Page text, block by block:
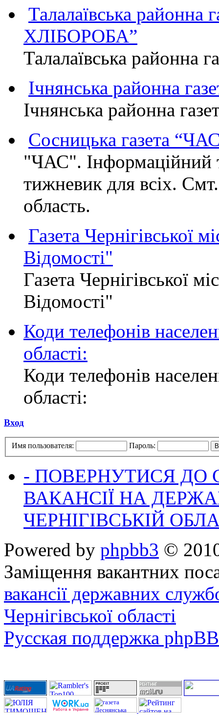
Талалаївська
ХЛІБОРОБА”
Талалаївська
Ічнянська районна
Ічнянська районна
Сосницька газета
"ЧАС". Інформаційний
тижневик для всіх.
область.
Газета Чернігівської
Відомості"
Газета Чернігівської
Відомості"
Коди телефонів
області:
Коди телефонів
області:
Вход
Имя пользователя: Пароль:
- ПОВЕРНУТИСЯ ДО
ВАКАНСІЇ НА
ЧЕРНІГІВСЬКІЙ
Powered by phpbb3 ©
Заміщення вакантних
вакансії державних
Чернігівської області
Русская поддержка phpBB